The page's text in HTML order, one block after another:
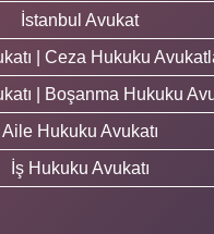
İstanbul Avukat
| Ceza Hukuku
| Boşanma Hukuku
Aile Hukuku Avukatı
İş Hukuku Avukatı